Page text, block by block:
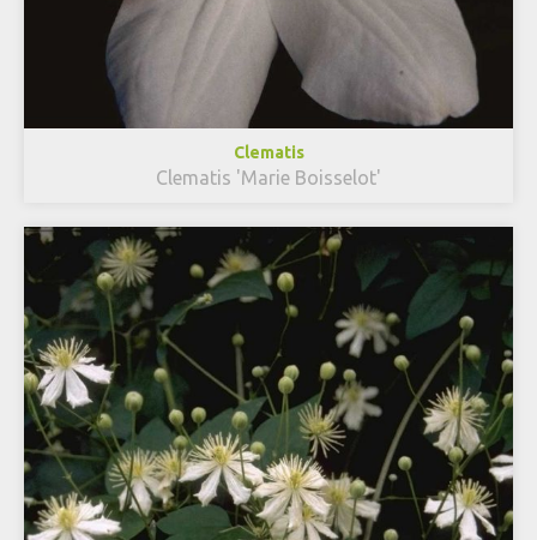
Clematis
Clematis 'Marie Boisselot'